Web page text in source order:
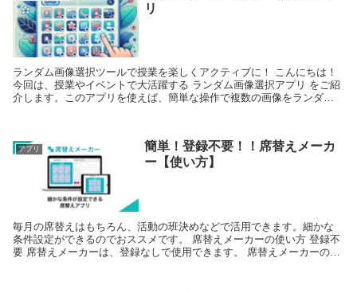
リ
ランダム画像選択ツールで授業を楽しくアクティブに！ こんにちは！
今回は、授業やイベントで大活躍する ランダム画像選択アプリ をご紹
介します。このアプリを使えば、簡単な操作で複数の画像をランダム
アプリ
簡単！登録不要！！席替えメーカ
ー【使い方】
毎月の席替えはもちろん、活動の班決めなどで活用できます。細かな
条件設定ができるのでおススメです。 席替えメーカーの使い方 登録不
要 席替えメーカーは、登録なしで使用できます。 席替えメーカーの設